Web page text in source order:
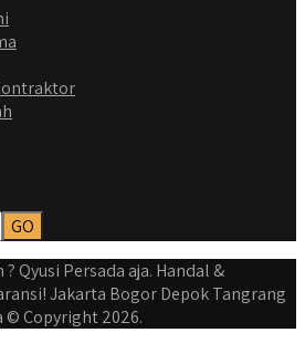
Qyusi persada, merenovasi rumah
ya hasilnya...
#jasarenovasirumahjakarta
Qyusi Persada aja. Handal &
Jakarta Bogor Depok Tangrang
© Copyright 2026.